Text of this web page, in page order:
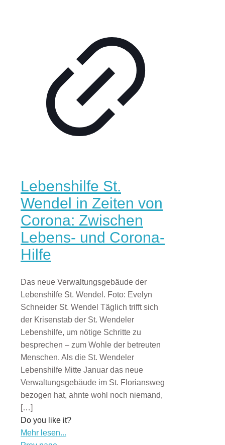
Lebenshilfe St.
Wendel in Zeiten von
Corona: Zwischen
Lebens- und Corona-
Hilfe
Das neue Verwaltungsgebäude der
Lebenshilfe St. Wendel. Foto: Evelyn
Schneider St. Wendel Täglich trifft sich
der Krisenstab der St. Wendeler
Lebenshilfe, um nötige Schritte zu
besprechen – zum Wohle der betreuten
Menschen. Als die St. Wendeler
Lebenshilfe Mitte Januar das neue
Verwaltungsgebäude im St. Floriansweg
bezogen hat, ahnte wohl noch niemand,
[…]
Do you like it?
Mehr lesen...